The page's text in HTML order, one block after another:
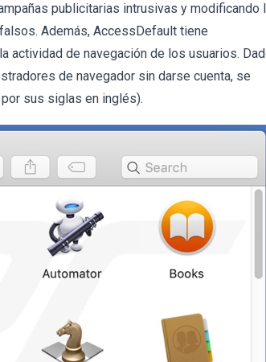
publicitarias intrusivas y modificando
Además, AccessDefault tiene
actividad de navegación de los usuarios.
de navegador sin darse cuenta, se
sus siglas en inglés).